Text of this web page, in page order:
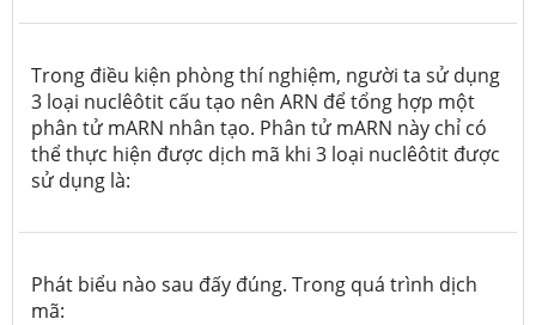
Trong điều kiện phòng thí nghiệm, người ta sử dụng
3 loại nuclêôtit cấu tạo nên ARN để tổng hợp một
phân tử mARN nhân tạo. Phân tử mARN này chỉ có
thể thực hiện được dịch mã khi 3 loại nuclêôtit được
sử dụng là:
Phát biểu nào sau đấy đúng. Trong quá trình dịch
mã: